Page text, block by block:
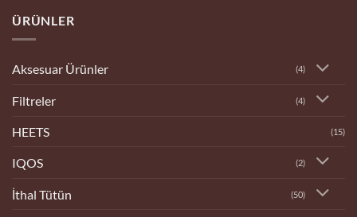
Dükkanı
ÜRÜNLER
Aksesuar Ürünler (4)
Filtreler (4)
HEETS (15)
IQOS (2)
İthal Tütün (50)